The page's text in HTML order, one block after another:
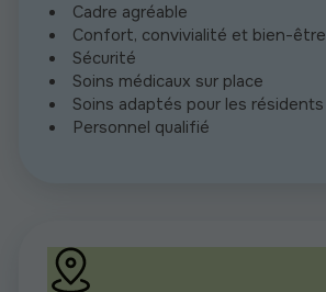
Cadre agréable
Confort, convivialité et bien-être
Sécurité
Soins médicaux sur place
Soins adaptés pour les résidents
Personnel qualifié